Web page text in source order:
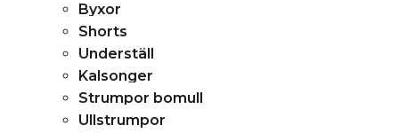
Byxor
Shorts
Underställ
Kalsonger
Strumpor bomull
Ullstrumpor